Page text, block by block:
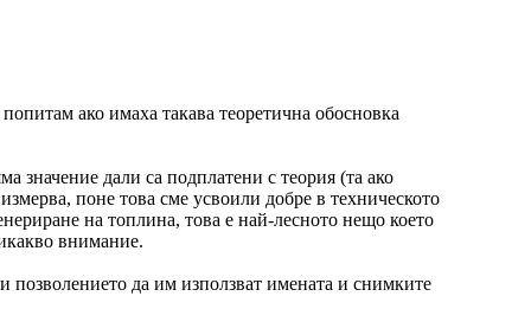
ако имаха такава теоретична обосновка
значение дали са подплатени с теория (та ако
поне това сме усвоили добре в техническото
на топлина, това е най-лесното нещо което
внимание.
позволението да им използват имената и снимките